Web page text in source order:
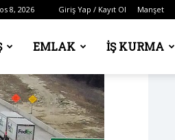
8, 2026 Giriş Yap / Kayıt Ol Manşet
EMLAK İŞ KURMA